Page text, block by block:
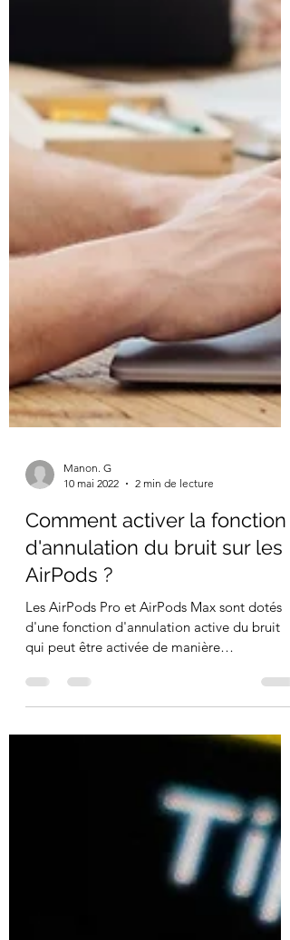
Manon. G
10 mai 2022
2 min de lecture
Comment activer la fonction
d'annulation du bruit sur les
AirPods ?
d'une fonction d'annulation active du bruit